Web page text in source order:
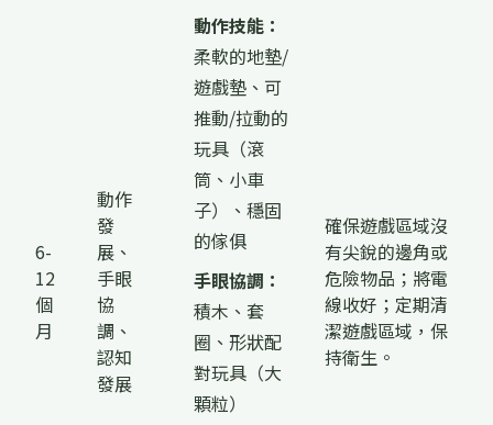
6-
12
個
月
動作
發
展、
手眼
協
調、
認知
發展
動作技能：
柔軟的地墊/
遊戲墊、可
推動/拉動的
玩具（滾
筒、小車
子）、穩固
的傢俱
手眼協調：
積木、套
圈、形狀配
對玩具（大
顆粒）
確保遊戲區域沒
有尖銳的邊角或
危險物品；將電
線收好；定期清
潔遊戲區域，保
持衛生。